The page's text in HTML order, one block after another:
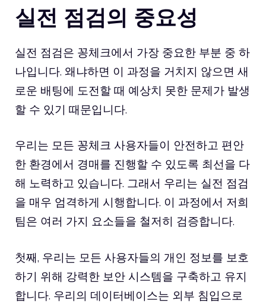
실전 점검의 중요성
실전 점검은 꽁체크에서 가장 중요한 부분 중 하
나입니다. 왜냐하면 이 과정을 거치지 않으면 새
로운 배팅에 도전할 때 예상치 못한 문제가 발생
할 수 있기 때문입니다.
우리는 모든 꽁체크 사용자들이 안전하고 편안
한 환경에서 경매를 진행할 수 있도록 최선을 다
해 노력하고 있습니다. 그래서 우리는 실전 점검
을 매우 엄격하게 시행합니다. 이 과정에서 저희
팀은 여러 가지 요소들을 철저히 검증합니다.
첫째, 우리는 모든 사용자들의 개인 정보를 보호
하기 위해 강력한 보안 시스템을 구축하고 유지
합니다. 우리의 데이터베이스는 외부 침입으로